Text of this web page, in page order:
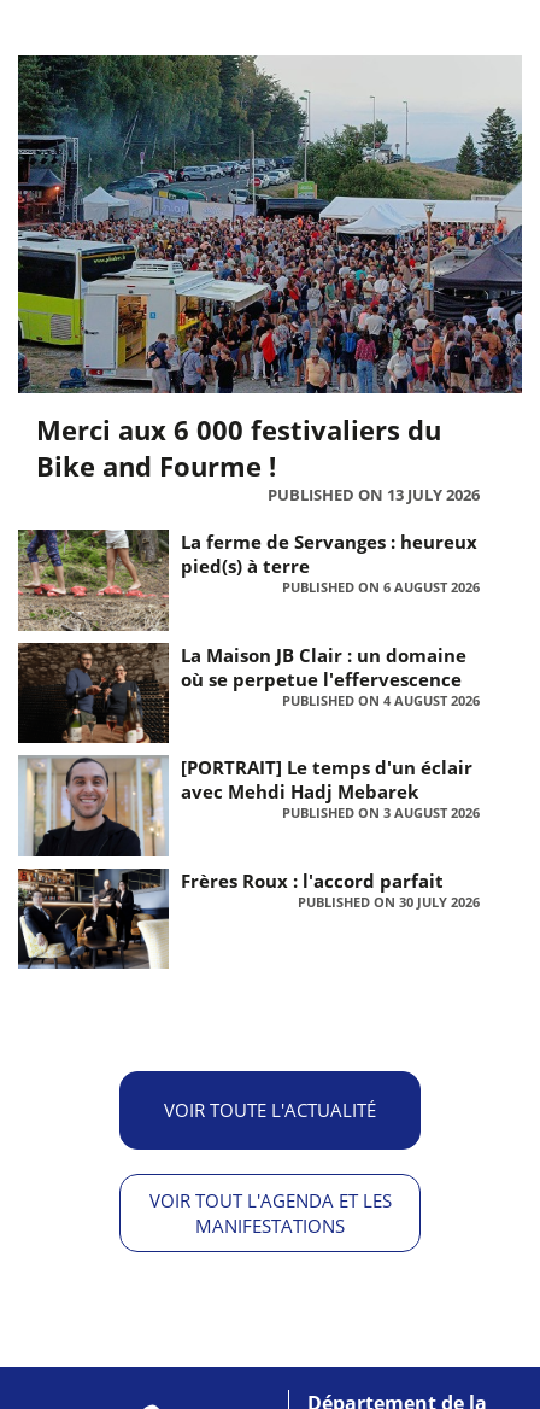
Merci aux 6 000 festivaliers du
Bike and Fourme !
PUBLISHED ON 13 JULY 2026
La ferme de Servanges : heureux
pied(s) à terre
PUBLISHED ON 6 AUGUST 2026
La Maison JB Clair : un domaine
où se perpetue l'effervescence
PUBLISHED ON 4 AUGUST 2026
[PORTRAIT] Le temps d'un éclair
avec Mehdi Hadj Mebarek
PUBLISHED ON 3 AUGUST 2026
Frères Roux : l'accord parfait
PUBLISHED ON 30 JULY 2026
VOIR TOUTE L'ACTUALITÉ
VOIR TOUT L'AGENDA ET LES
MANIFESTATIONS
Département de la